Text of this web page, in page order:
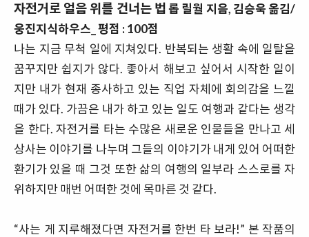
자전거로 얼음 위를 건너는 법 롭 릴월 지음, 김승욱 옮김/
웅진지식하우스_ 평점 : 100점
나는 지금 무척 일에 지쳐있다. 반복되는 생활 속에 일탈을
꿈꾸지만 쉽지가 않다. 좋아서 해보고 싶어서 시작한 일이
지만 내가 현재 종사하고 있는 직업 자체에 회의감을 느낄
때가 있다. 가끔은 내가 하고 있는 일도 여행과 같다는 생각
을 한다. 자전거를 타는 수많은 새로운 인물들을 만나고 세
상사는 이야기를 나누며 그들의 이야기가 내게 있어 어떠한
환기가 있을 때 그것 또한 삶의 여행의 일부라 스스로를 자
위하지만 매번 어떠한 것에 목마른 것 같다.
“사는 게 지루해졌다면 자전거를 한번 타 보라!” 본 작품의